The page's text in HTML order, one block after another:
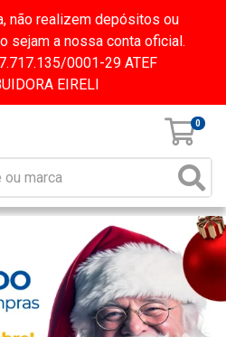
não realizem depósitos ou
sejam a nossa conta oficial.
0001-29 ATEF
EIRELI
0